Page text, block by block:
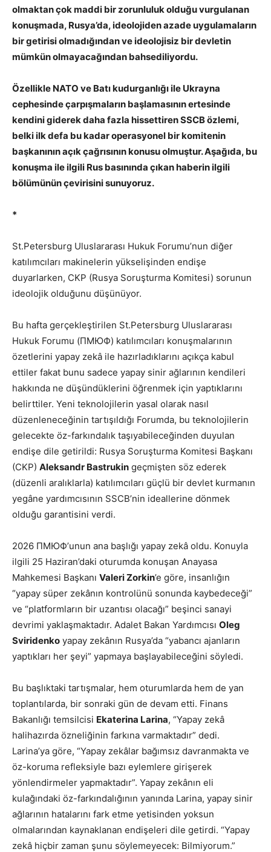
olmaktan çok maddi bir zorunluluk olduğu vurgulanan
konuşmada, Rusya’da, ideolojiden azade uygulamaların
bir getirisi olmadığından ve ideolojisiz bir devletin
mümkün olmayacağından bahsediliyordu.
Özellikle NATO ve Batı kudurganlığı ile Ukrayna
cephesinde çarpışmaların başlamasının ertesinde
kendini giderek daha fazla hissettiren SSCB özlemi,
belki ilk defa bu kadar operasyonel bir komitenin
başkanının açık çağrısının konusu olmuştur. Aşağıda, bu
konuşma ile ilgili Rus basınında çıkan haberin ilgili
bölümünün çevirisini sunuyoruz.
*
St.Petersburg Uluslararası Hukuk Forumu’nun diğer
katılımcıları makinelerin yükselişinden endişe
duyarlarken, CKP (Rusya Soruşturma Komitesi) sorunun
ideolojik olduğunu düşünüyor.
Bu hafta gerçekleştirilen St.Petersburg Uluslararası
Hukuk Forumu (ПМЮФ) katılımcıları konuşmalarının
özetlerini yapay zekâ ile hazırladıklarını açıkça kabul
ettiler fakat bunu sadece yapay sinir ağlarının kendileri
hakkında ne düşündüklerini öğrenmek için yaptıklarını
belirttiler. Yeni teknolojilerin yasal olarak nasıl
düzenleneceğinin tartışıldığı Forumda, bu teknolojilerin
gelecekte öz-farkındalık taşıyabileceğinden duyulan
endişe dile getirildi: Rusya Soruşturma Komitesi Başkanı
(CKP) Aleksandr Bastrukin geçmişten söz ederek
(düzenli aralıklarla) katılımcıları güçlü bir devlet kurmanın
yegâne yardımcısının SSCB’nin ideallerine dönmek
olduğu garantisini verdi.
2026 ПМЮФ’unun ana başlığı yapay zekâ oldu. Konuyla
ilgili 25 Haziran’daki oturumda konuşan Anayasa
Mahkemesi Başkanı Valeri Zorkin’e göre, insanlığın
“yapay süper zekânın kontrolünü sonunda kaybedeceği”
ve “platformların bir uzantısı olacağı” beşinci sanayi
devrimi yaklaşmaktadır. Adalet Bakan Yardımcısı Oleg
Sviridenko yapay zekânın Rusya’da “yabancı ajanların
yaptıkları her şeyi” yapmaya başlayabileceğini söyledi.
Bu başlıktaki tartışmalar, hem oturumlarda hem de yan
toplantılarda, bir sonraki gün de devam etti. Finans
Bakanlığı temsilcisi Ekaterina Larina, “Yapay zekâ
halihazırda özneliğinin farkına varmaktadır” dedi.
Larina’ya göre, “Yapay zekâlar bağımsız davranmakta ve
öz-koruma refleksiyle bazı eylemlere girişerek
yönlendirmeler yapmaktadır”. Yapay zekânın eli
kulağındaki öz-farkındalığının yanında Larina, yapay sinir
ağlarının hatalarını fark etme yetisinden yoksun
olmalarından kaynaklanan endişeleri dile getirdi. “Yapay
zekâ hiçbir zaman şunu söylemeyecek: Bilmiyorum.”